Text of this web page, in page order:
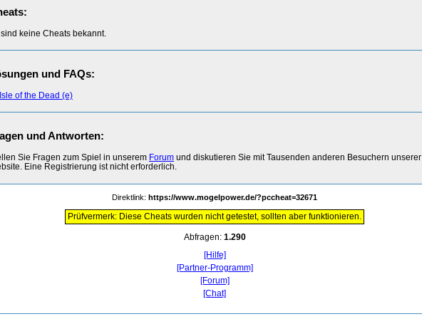
sind keine Cheats bekannt.
und FAQs:
Isle of the Dead (e)
und Antworten:
Sie Fragen zum Spiel in unserem Forum und diskutieren Sie mit Tausenden anderen Besuchern unserer
Eine Registrierung ist nicht erforderlich.
Direktlink: https://www.mogelpower.de/?pccheat=32671
Prüfvermerk: Diese Cheats wurden nicht getestet, sollten aber funktionieren.
Abfragen: 1.290
[Hilfe]
[Partner-Programm]
[Forum]
[Chat]